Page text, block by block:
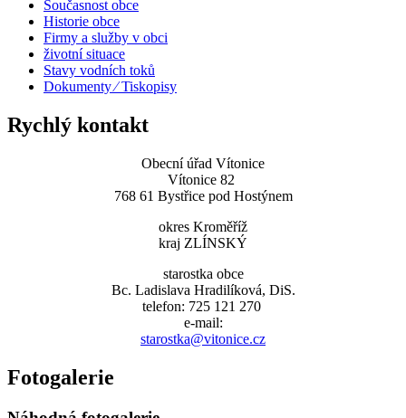
Současnost obce
Historie obce
Firmy a služby v obci
životní situace
Stavy vodních toků
Dokumenty ⁄ Tiskopisy
Rychlý kontakt
Obecní úřad Vítonice
Vítonice 82
768 61 Bystřice pod Hostýnem
okres Kroměříž
kraj ZLÍNSKÝ
starostka obce
Bc. Ladislava Hradilíková, DiS.
telefon: 725 121 270
e-mail:
starostka@vitonice.cz
Fotogalerie